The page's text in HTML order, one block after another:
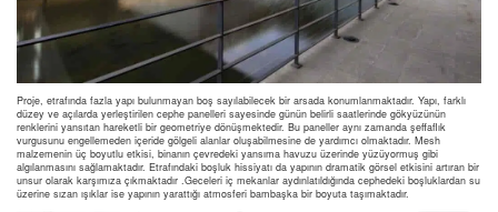
Proje, etrafında fazla yapı bulunmayan boş sayılabilecek bir arsada konumlanmaktadır. Yapı, farklı
düzey ve açılarda yerleştirilen cephe panelleri sayesinde günün belirli saatlerinde gökyüzünün
renklerini yansıtan hareketli bir geometriye dönüşmektedir. Bu paneller aynı zamanda şeffaflık
vurgusunu engellemeden içeride gölgeli alanlar oluşabilmesine de yardımcı olmaktadır. Mesh
malzemenin üç boyutlu etkisi, binanın çevredeki yansıma havuzu üzerinde yüzüyormuş gibi
algılanmasını sağlamaktadır. Etrafındaki boşluk hissiyatı da yapının dramatik görsel etkisini artıran bir
unsur olarak karşımıza çıkmaktadır .Geceleri iç mekanlar aydınlatıldığında cephedeki boşluklardan su
üzerine sızan ışıklar ise yapının yarattığı atmosferi bambaşka bir boyuta taşımaktadır.